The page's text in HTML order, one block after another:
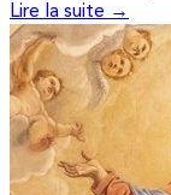
Lire la suite →